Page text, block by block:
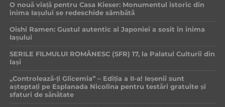
O nouă viață pentru Casa Kieser: Monumentul istoric din
inima Iașului se redeschide sâmbătă
Oishi Ramen: Gustul autentic al Japoniei a sosit în inima
Iașului
SERILE FILMULUI ROMÂNESC (SFR) 17, la Palatul Culturii din
Iași
„Controlează-ți Glicemia” – Ediția a II-a! Ieșenii sunt
așteptați pe Esplanada Nicolina pentru testări gratuite și
sfaturi de sănătate